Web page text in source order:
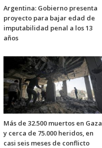
Argentina: Gobierno presenta
proyecto para bajar edad de
imputabilidad penal a los 13
años
Más de 32.500 muertos en Gaza
y cerca de 75.000 heridos, en
casi seis meses de conflicto